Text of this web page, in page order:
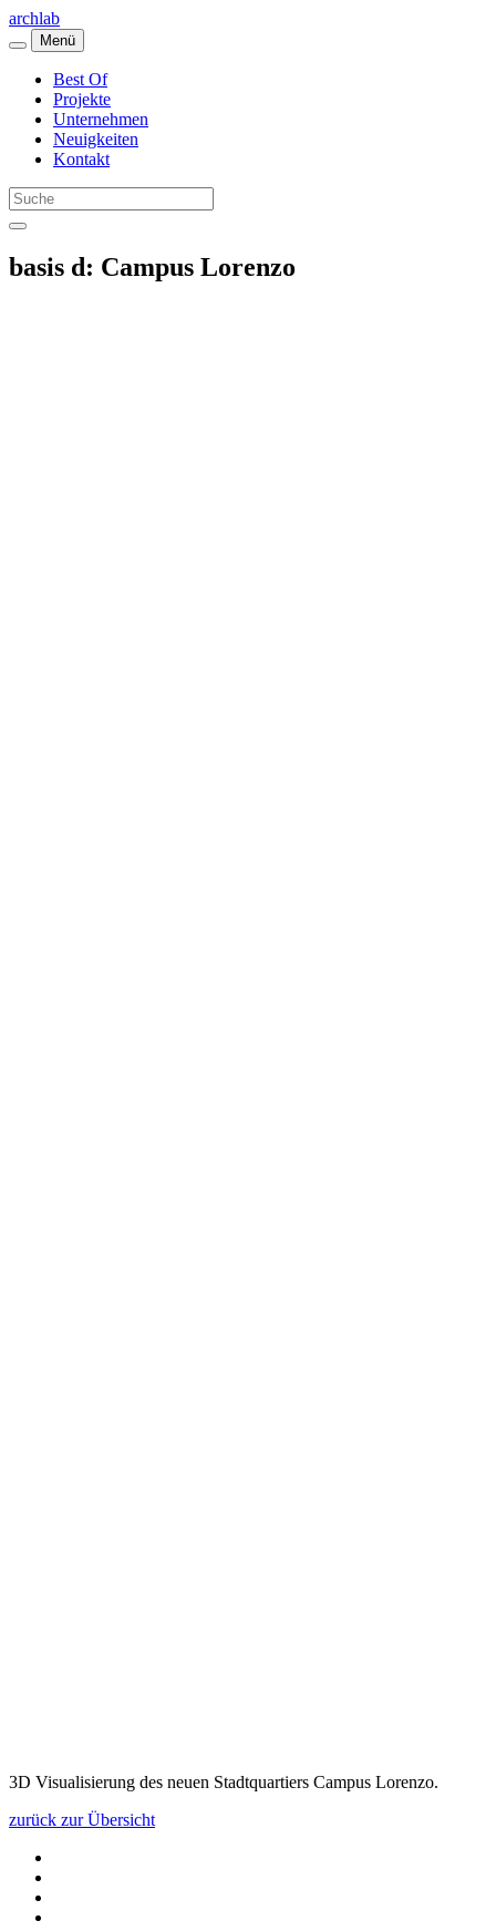
archlab
Menü
Best Of
Projekte
Unternehmen
Neuigkeiten
Kontakt
basis d: Campus Lorenzo
3D Visualisierung des neuen Stadtquartiers Campus Lorenzo.
zurück zur Übersicht